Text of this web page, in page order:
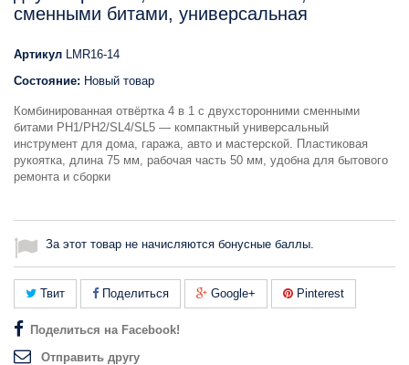
сменными битами, универсальная
Артикул LMR16-14
Состояние: Новый товар
Комбинированная отвёртка 4 в 1 с двухсторонними сменными
битами PH1/PH2/SL4/SL5 — компактный универсальный
инструмент для дома, гаража, авто и мастерской. Пластиковая
рукоятка, длина 75 мм, рабочая часть 50 мм, удобна для бытового
ремонта и сборки
За этот товар не начисляются бонусные баллы.
Твит Поделиться Google+ Pinterest
Поделиться на Facebook!
Отправить другу